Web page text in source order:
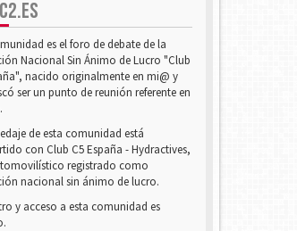
es el foro de debate de la
Nacional Sin Ánimo de Lucro "Club
nacido originalmente en mi@ y
ser un punto de reunión referente en
de esta comunidad está
con Club C5 España - Hydractives,
registrado como
nacional sin ánimo de lucro.
y acceso a esta comunidad es